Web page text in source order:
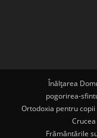
Înălțarea
pogorirea-
Ortodoxia pentru copii
Frământările